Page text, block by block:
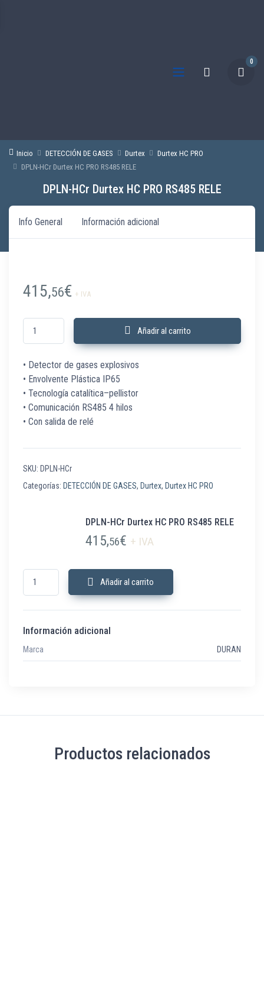
0
Inicio DETECCIÓN DE GASES Durtex
Durtex HC PRO
DPLN-HCr Durtex HC PRO RS485 RELE
DPLN-HCr Durtex HC PRO RS485 RELE
Info General Información adicional
415,56€ + IVA
DPLN-HCr Durtex HC PRO RS485 RELE cantidad
Añadir al carrito
• Detector de gases explosivos
• Envolvente Plástica IP65
• Tecnología catalítica–pellistor
• Comunicación RS485 4 hilos
• Con salida de relé
SKU: DPLN-HCr
Categorías: DETECCIÓN DE GASES, Durtex, Durtex HC PRO
DPLN-HCr Durtex HC PRO RS485 RELE
415,56€ + IVA
DPLN-HCr Durtex HC PRO RS485 RELE cantidad
Añadir al carrito
Información adicional
Marca DURAN
Productos relacionados